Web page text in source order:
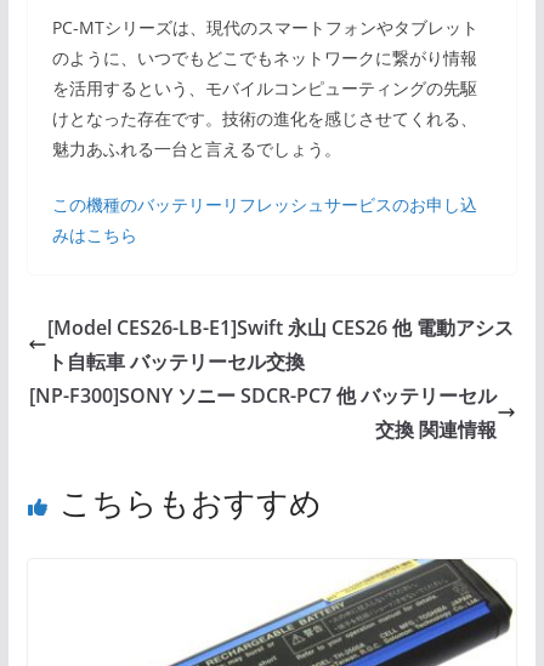
PC-MTシリーズは、現代のスマートフォンやタブレット
のように、いつでもどこでもネットワークに繋がり情報
を活用するという、モバイルコンピューティングの先駆
けとなった存在です。技術の進化を感じさせてくれる、
魅力あふれる一台と言えるでしょう。
この機種のバッテリーリフレッシュサービスのお申し込
みはこちら
[Model CES26-LB-E1]Swift 永山 CES26 他 電動アシス
ト自転車 バッテリーセル交換
[NP-F300]SONY ソニー SDCR-PC7 他 バッテリーセル
交換 関連情報
こちらもおすすめ